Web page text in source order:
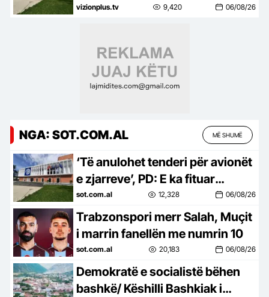
Bashkëpunoni me socialistët
vizionplus.tv 9,420 06/08/26
NGA: SOT.COM.AL MË SHUMË
‘Të anulohet tenderi për avionët
e zjarreve’, PD: E ka fituar
kompania e përfshirë në
skandale korrupsioni në Spanjë
sot.com.al 12,328 06/08/26
Trabzonspori merr Salah, Muçit
i marrin fanellën me numrin 10
sot.com.al 20,183 06/08/26
Demokratë e socialistë bëhen
bashkë/ Këshilli Bashkiak i